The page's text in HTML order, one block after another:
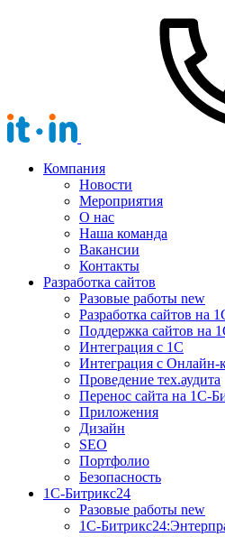
Компания
Новости
Мероприятия
О нас
Наша команда
Вакансии
Контакты
Разработка сайтов
Разовые работы new
Разработка сайтов на
Поддержка сайтов на
Интеграция с 1С
Интеграция с Онлайн-
Проведение тех.аудита
Перенос сайта на 1С-
Приложения
Дизайн
SEO
Портфолио
Безопасность
1C-Битрикс24
Разовые работы new
1С-